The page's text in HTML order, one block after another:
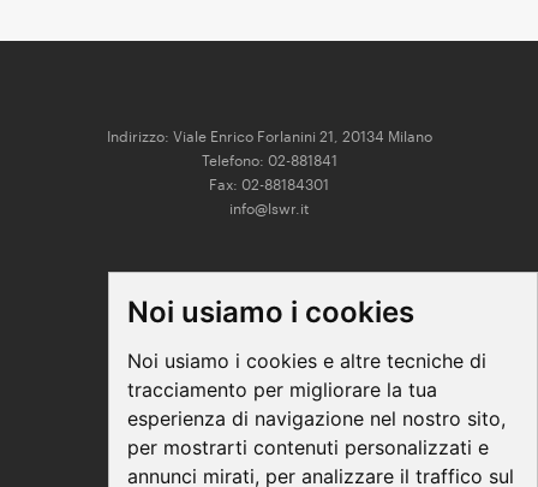
Noi usiamo i cookies
Noi usiamo i cookies e altre tecniche di
tracciamento per migliorare la tua
esperienza di navigazione nel nostro sito,
per mostrarti contenuti personalizzati e
annunci mirati, per analizzare il traffico sul
Indirizzo: Viale Enrico Forlanini 21, 20134 Milano
Telefono: 02-881841
Fax: 02-88184301
info@lswr.it
Facebook
Youtube